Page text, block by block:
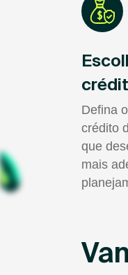
Defina
crédito
que
mais